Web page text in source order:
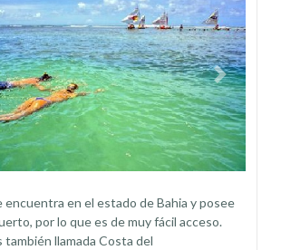
Next
encuentra en el estado de Bahia y posee
por lo que es de muy fácil acceso.
también llamada Costa del